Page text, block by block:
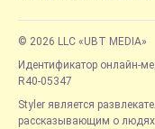
© 2026 LLC «UBT MEDIA»
Идентификатор онлайн-
R40-05347
Styler является
рассказывающим о людях,